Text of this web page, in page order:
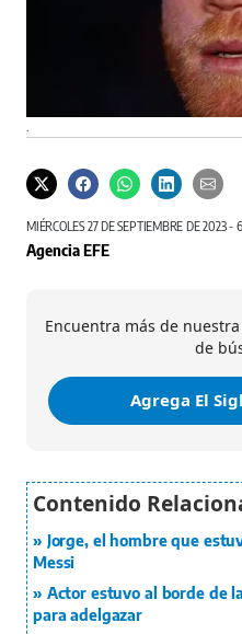
MIÉRCOLES 27 DE SEPTIEMBRE DE 2023 -
Agencia EFE
Encuentra más de
de
Agrega El
Jorge, el hombre que
Messi
Actor estuvo al borde de
para adelgazar